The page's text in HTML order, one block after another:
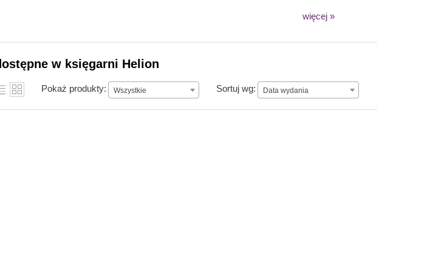
więcej »
w księgarni Helion
Pokaż produkty: Wszystkie Sortuj wg: Data wydania
Data wydania